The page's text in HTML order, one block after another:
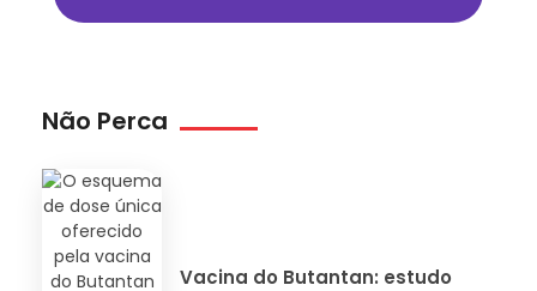
Não Perca
Vacina do Butantan: estudo